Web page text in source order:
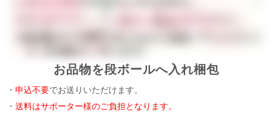
お品物を段ボールへ入れ梱包
・申込不要でお送りいただけます。
・送料はサポーター様のご負担となります。